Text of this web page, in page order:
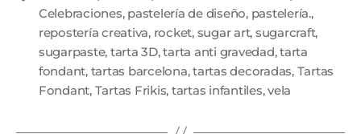
Celebraciones, pastelería de diseño, pastelería.,
repostería creativa, rocket, sugar art, sugarcraft,
sugarpaste, tarta 3D,tarta anti gravedad,tarta
fondant, tartas barcelona,tartas decoradas, Tartas
Fondant, Tartas Frikis, tartas infantiles,vela